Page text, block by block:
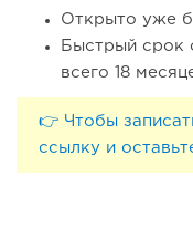
Открыто уже
Быстрый срок
всего 18
👉 Чтобы
ссылку и